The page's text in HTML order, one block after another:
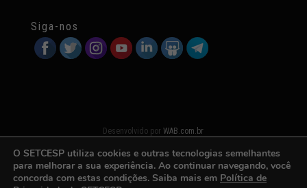
Siga-nos
Desenvolvido porWAB.com.br
O SETCESP utiliza cookies e outras tecnologias semelhantes
para melhorar a sua experiência. Ao continuar navegando, você
concorda com estas condições. Saiba mais em Política de